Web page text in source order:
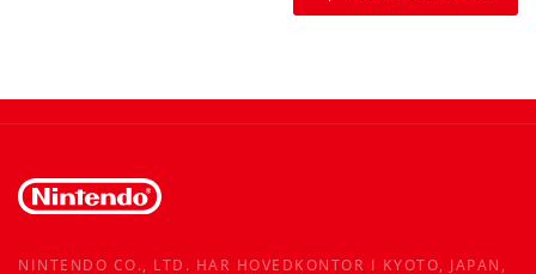
NINTENDO CO., LTD. HAR HOVEDKONTOR I KYOTO, JAPAN,